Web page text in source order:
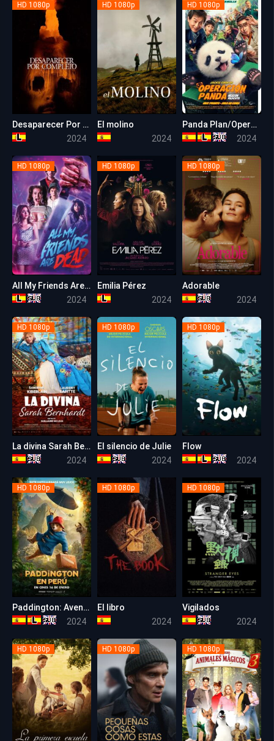
HD 1080p
Desaparecer Por Completo
2024
HD 1080p
El molino
2024
HD 1080p
Panda Plan/Operación Panda: Misión Rescate
2024
HD 1080p
All My Friends Are Dead
2024
HD 1080p
Emilia Pérez
2024
HD 1080p
Adorable
2024
HD 1080p
La divina Sarah Bernhardt
2024
HD 1080p
El silencio de Julie
2024
HD 1080p
Flow
2024
HD 1080p
Paddington: Aventura en la selva ( Paddington en Perú )
2024
HD 1080p
El libro
2024
HD 1080p
Vigilados
2024
HD 1080p HD 1080p HD 1080p